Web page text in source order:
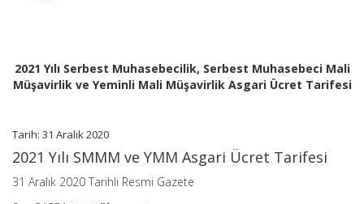
2021 Yılı Serbest Muhasebecilik, Serbest Muhasebeci Mali
Müşavirlik ve Yeminli Mali Müşavirlik Asgari Ücret Tarifesi
Tarih: 31 Aralık 2020
2021 Yılı SMMM ve YMM Asgari Ücret Tarifesi
31 Aralık 2020 Tarihli Resmi Gazete